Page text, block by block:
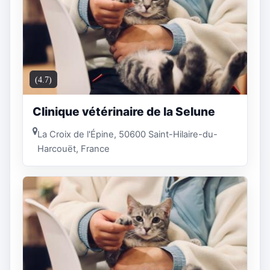
(4.7)
Clinique vétérinaire de la Selune
La Croix de l'Épine, 50600 Saint-Hilaire-du-
Harcouët, France